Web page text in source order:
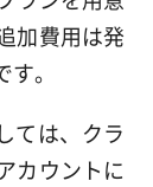
加費用は発
。
ては、クラ
カウントに